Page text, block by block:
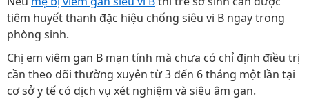
tiêm huyết thanh đặc hiệu chống siêu vi B ngay trong
phòng sinh.
Chị em viêm gan B mạn tính mà chưa có chỉ định điều trị
cần theo dõi thường xuyên từ 3 đến 6 tháng một lần tại
cơ sở y tế có dịch vụ xét nghiệm và siêu âm gan.